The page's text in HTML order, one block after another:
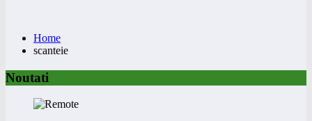
Home
scanteie
Noutati